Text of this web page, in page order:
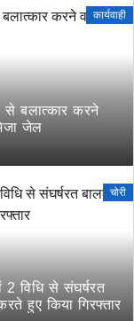
कार्यवाही
से बलात्कार करने
जेल
चोरी
विधि से संघर्षरत
हुए किया गिरफ्तार